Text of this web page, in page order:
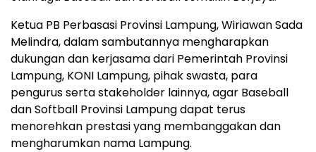
Ketua PB Perbasasi Provinsi Lampung, Wiriawan Sada
Melindra, dalam sambutannya mengharapkan
dukungan dan kerjasama dari Pemerintah Provinsi
Lampung, KONI Lampung, pihak swasta, para
pengurus serta stakeholder lainnya, agar Baseball
dan Softball Provinsi Lampung dapat terus
menorehkan prestasi yang membanggakan dan
mengharumkan nama Lampung.